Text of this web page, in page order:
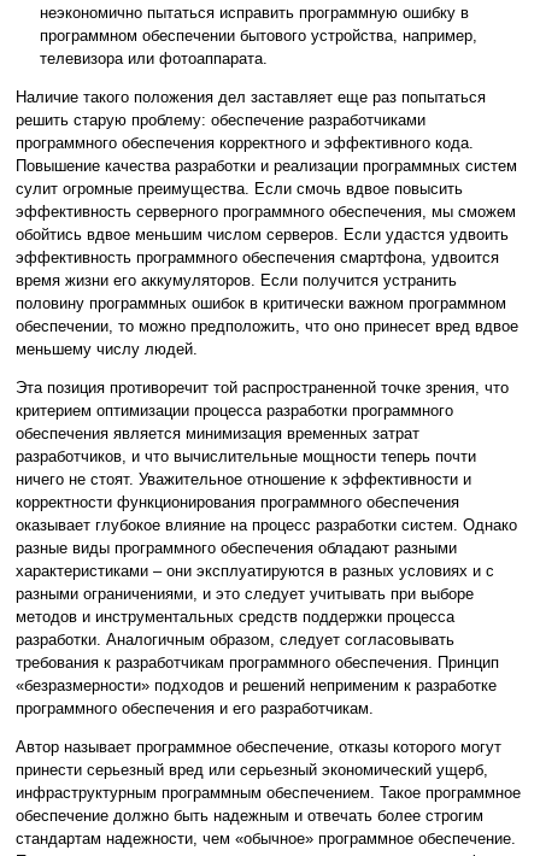
неэкономично пытаться исправить программную ошибку в
программном обеспечении бытового устройства, например,
телевизора или фотоаппарата.
Наличие такого положения дел заставляет еще раз попытаться
решить старую проблему: обеспечение разработчиками
программного обеспечения корректного и эффективного кода.
Повышение качества разработки и реализации программных систем
сулит огромные преимущества. Если смочь вдвое повысить
эффективность серверного программного обеспечения, мы сможем
обойтись вдвое меньшим числом серверов. Если удастся удвоить
эффективность программного обеспечения смартфона, удвоится
время жизни его аккумуляторов. Если получится устранить
половину программных ошибок в критически важном программном
обеспечении, то можно предположить, что оно принесет вред вдвое
меньшему числу людей.
Эта позиция противоречит той распространенной точке зрения, что
критерием оптимизации процесса разработки программного
обеспечения является минимизация временных затрат
разработчиков, и что вычислительные мощности теперь почти
ничего не стоят. Уважительное отношение к эффективности и
корректности функционирования программного обеспечения
оказывает глубокое влияние на процесс разработки систем. Однако
разные виды программного обеспечения обладают разными
характеристиками – они эксплуатируются в разных условиях и с
разными ограничениями, и это следует учитывать при выборе
методов и инструментальных средств поддержки процесса
разработки. Аналогичным образом, следует согласовывать
требования к разработчикам программного обеспечения. Принцип
«безразмерности» подходов и решений неприменим к разработке
программного обеспечения и его разработчикам.
Автор называет программное обеспечение, отказы которого могут
принести серьезный вред или серьезный экономический ущерб,
инфраструктурным программным обеспечением. Такое программное
обеспечение должно быть надежным и отвечать более строгим
стандартам надежности, чем «обычное» программное обеспечение.